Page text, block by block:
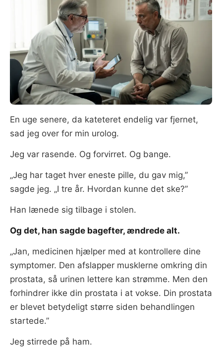
En uge senere, da kateteret endelig var fjernet,
sad jeg over for min urolog.
Jeg var rasende. Og forvirret. Og bange.
„Jeg har taget hver eneste pille, du gav mig,”
sagde jeg. „I tre år. Hvordan kunne det ske?”
Han lænede sig tilbage i stolen.
Og det, han sagde bagefter, ændrede alt.
„Jan, medicinen hjælper med at kontrollere dine
symptomer. Den afslapper musklerne omkring din
prostata, så urinen lettere kan strømme. Men den
forhindrer ikke din prostata i at vokse. Din prostata
er blevet betydeligt større siden behandlingen
startede.”
Jeg stirrede på ham.